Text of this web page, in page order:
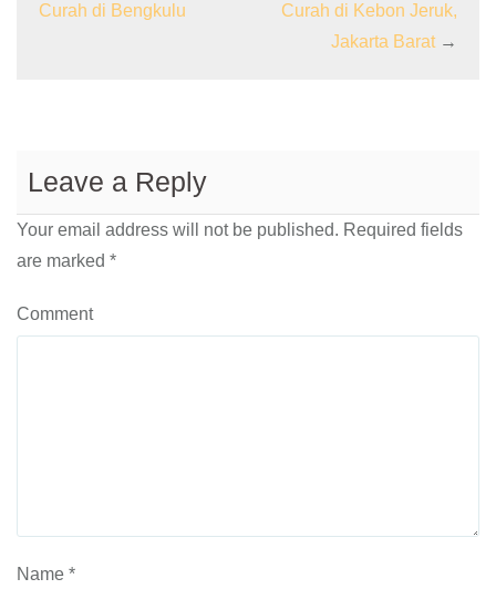
Curah di Bengkulu
Curah di Kebon Jeruk,
Jakarta Barat→
Leave a Reply
Your email address will not be published. Required fields
are marked *
Comment
Name *